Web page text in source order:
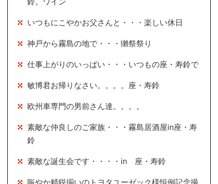
いつもにこやかお父さんと・・・楽しい休日
神戸から霧島の地で・・・獺祭祭り
仕事上がりのいっぱい・・・いつもの座・寿鈴で
敏博君お帰りなさい。。。。座・寿鈴
欧州車専門の男前さん達。。。。
素敵な仲良しのご家族・・・霧島居酒屋in座・寿
鈴
素敵な誕生会です・・・・in 座・寿鈴
賑やか精鋭揃いのトヨタユーゼック様恒例記念撮